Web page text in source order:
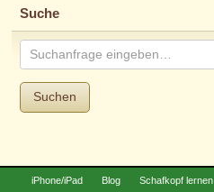
Suche
Suchen
iPhone/iPad Blog Schafkopf lernen